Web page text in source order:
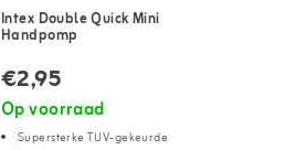
Intex Double Quick Mini
Handpomp
€2,95
Op voorraad
Supersterke TUV-gekeurde